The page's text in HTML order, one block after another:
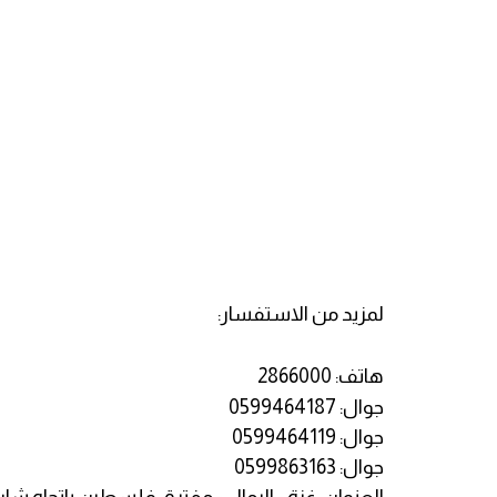
لمزيد من الاستفسار:
هاتف: 2866000
جوال: 0599464187
جوال: 0599464119
جوال: 0599863163